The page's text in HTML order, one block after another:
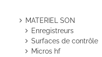
MATERIEL SON
Enregistreurs
Surfaces de contrôle
Micros hf